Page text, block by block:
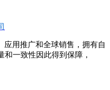
应用推广和全球销售，拥有自
一致性因此得到保障，